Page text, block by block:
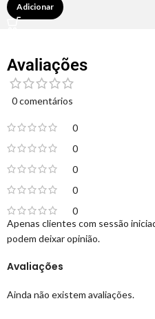
Adicionar
Avaliações
0 comentários
0
0
0
0
0
Avaliações
Ainda não existem avaliações.
Apenas clientes com sessão
podem deixar opinião.